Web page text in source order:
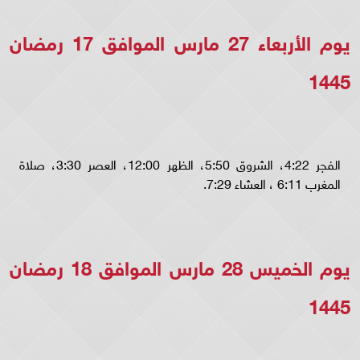
يوم الأربعاء 27 مارس الموافق 17 رمضان
1445
الفجر 4:22، الشروق 5:50، الظهر 12:00، العصر 3:30، صلاة
المغرب 6:11 ، العشاء 7:29.
يوم الخميس 28 مارس الموافق 18 رمضان
1445